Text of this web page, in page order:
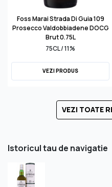
Foss Marai Strada Di Guia 109
Prosecco Valdobbiadene DOCG
Brut 0.75L
75CL / 11%
VEZI PRODUS
VEZI TOATE
Istoricul tau de navigatie